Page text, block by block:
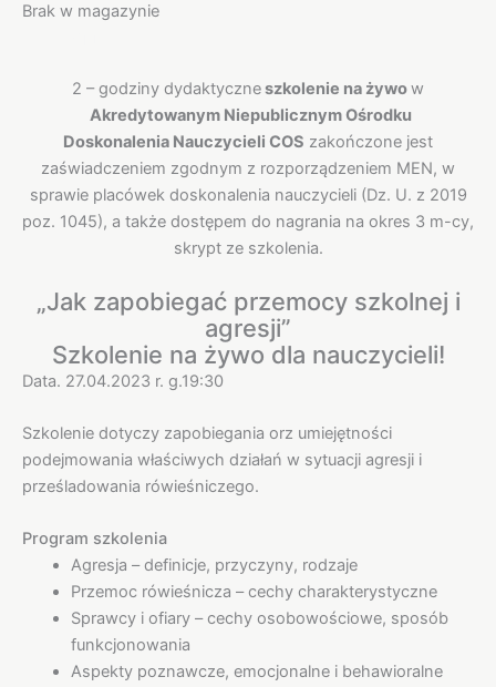
Brak w magazynie
2 – godziny dydaktyczneszkolenie na żywow
Akredytowanym Niepublicznym Ośrodku
Doskonalenia Nauczycieli COS zakończone jest
zaświadczeniem zgodnym z rozporządzeniem MEN, w
sprawie placówek doskonalenia nauczycieli (Dz. U. z 2019
poz. 1045), a także dostępem do nagrania na okres 3 m-cy,
skrypt ze szkolenia.
„Jak zapobiegać przemocy szkolnej i
agresji”
Szkolenie na żywo dla nauczycieli!
Data. 27.04.2023 r. g.19:30
Szkolenie dotyczy zapobiegania orz umiejętności
podejmowania właściwych działań w sytuacji agresji i
prześladowania rówieśniczego.
Program szkolenia
Agresja – definicje, przyczyny, rodzaje
Przemoc rówieśnicza – cechy charakterystyczne
Sprawcy i ofiary – cechy osobowościowe, sposób
funkcjonowania
Aspekty poznawcze, emocjonalne i behawioralne